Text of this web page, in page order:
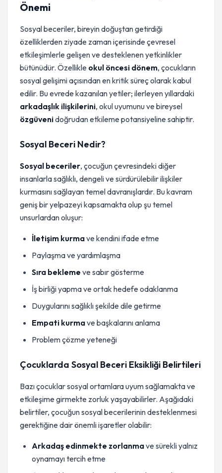
Önemi
Sosyal beceriler, bireyin doğuştan getirdiği
özelliklerden ziyade zaman içerisinde çevresel
etkileşimlerle gelişen ve desteklenen yetkinlikler
bütünüdür. Özellikle okul öncesi dönem, çocukların
sosyal gelişimi açısından en kritik süreç olarak kabul
edilir. Bu evrede kazanılan yetiler; ilerleyen yıllardaki
arkadaşlık ilişkilerini, okul uyumunu ve bireysel
özgüvenidoğrudan etkileme potansiyeline sahiptir.
Sosyal Beceri Nedir?
Sosyal beceriler, çocuğun çevresindeki diğer
insanlarla sağlıklı, dengeli ve sürdürülebilir ilişkiler
kurmasını sağlayan temel davranışlardır. Bu kavram
geniş bir yelpazeyi kapsamakta olup şu temel
unsurlardan oluşur:
İletişim kurmave kendini ifade etme
Paylaşma ve yardımlaşma
Sıra bekleme ve sabır gösterme
İş birliği yapma ve ortak hedefe odaklanma
Duygularını sağlıklı şekilde dile getirme
Empati kurmave başkalarını anlama
Problem çözme yeteneği
Çocuklarda Sosyal Beceri Eksikliği Belirtileri
Bazı çocuklar sosyal ortamlara uyum sağlamakta ve
etkileşime girmekte zorluk yaşayabilirler. Aşağıdaki
belirtiler, çocuğun sosyal becerilerinin desteklenmesi
gerektiğine dair önemli işaretler olabilir:
Arkadaş edinmekte zorlanmave sürekli yalnız
oynamayı tercih etme